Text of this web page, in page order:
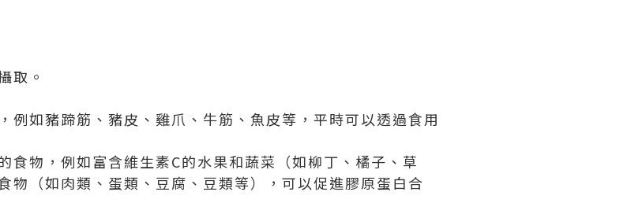
取。
例如豬蹄筋、豬皮、雞爪、牛筋、魚皮等，平時可以透過食用
食物，例如富含維生素C的水果和蔬菜（如柳丁、橘子、草
物（如肉類、蛋類、豆腐、豆類等），可以促進膠原蛋白合